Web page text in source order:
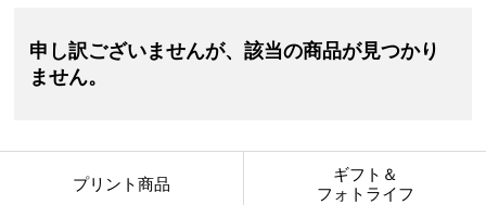
申し訳ございませんが、該当の商品が見つかり
ません。
プリント商品
ギフト＆
フォトライフ